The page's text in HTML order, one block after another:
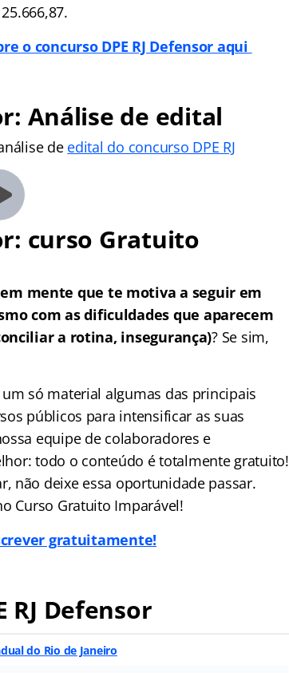
o concurso DPE RJ Defensor aqui
Análise de edital
de edital do concurso DPE RJ
curso Gratuito
mente que te motiva a seguir em
com as dificuldades que aparecem
a rotina, insegurança)? Se sim,
só material algumas das principais
públicos para intensificar as suas
equipe de colaboradores e
todo o conteúdo é totalmente gratuito!
não deixe essa oportunidade passar.
Curso Gratuito Imparável!
gratuitamente!
RJ Defensor
do Rio de Janeiro